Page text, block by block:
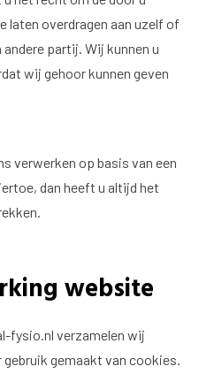
laten overdragen aan uzelf of
partij. Wij kunnen u
wij gehoor kunnen geven
verwerken op basis van een
dan heeft u altijd het
website
fysio.nl verzamelen wij
gemaakt van cookies.